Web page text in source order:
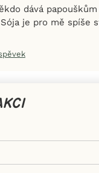
dává
je pro mě spíše